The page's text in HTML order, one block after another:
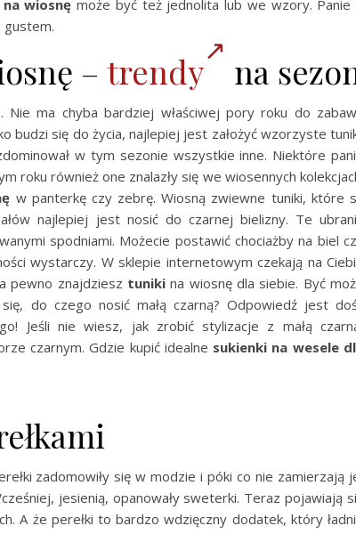
wiosnę może być też jednolita lub we wzory. Panie
gustem.
– trendy na
ma chyba bardziej właściwej pory roku do
budzi się do życia, najlepiej jest założyć wzorzyste
w tym sezonie wszystkie inne. Niektóre
roku również one znalazły się we wiosennych
w panterkę czy zebrę. Wiosną zwiewne tuniki, które
najlepiej jest nosić do czarnej bielizny. Te
spodniami. Możecie postawić chociażby na biel
wystarczy. W sklepie internetowym czekają na
pewno znajdziesz tunikina wiosnę dla siebie. Być
do czego nosić małą czarną? Odpowiedź jest
Jeśli nie wiesz, jak zrobić stylizacje z małą
czarnym. Gdzie kupić idealne sukienki na wesele
zadomowiły się w modzie i póki co nie zamierzają
jesienią, opanowały sweterki. Teraz pojawiają
A że perełki to bardzo wdzięczny dodatek, który